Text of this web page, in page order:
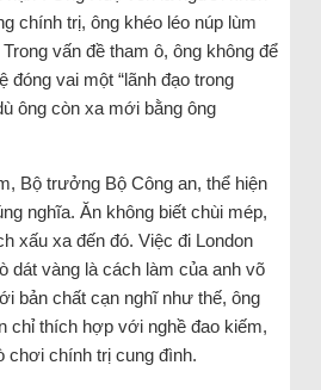
chính trị, ông khéo léo núp lùm
vấn đề tham ô, ông không để
đóng vai một “lãnh đạo trong
ông còn xa mới bằng ông
Bộ trưởng Bộ Công an, thể hiện
nghĩa. Ăn không biết chùi mép,
xấu xa đến đó. Việc đi London
dát vàng là cách làm của anh võ
bản chất cạn nghĩ như thế, ông
chỉ thích hợp với nghề đao kiếm,
chính trị cung đình.